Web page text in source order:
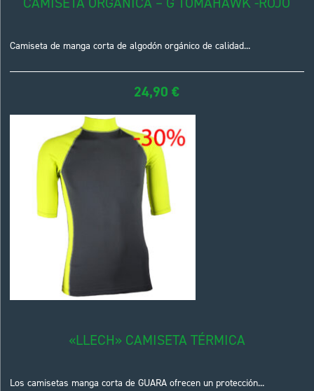
Camiseta de manga corta de algodón orgánico de calidad...
24,90€
«LLECH» CAMISETA TÉRMICA
Los camisetas manga corta de GUARA ofrecen un protección...